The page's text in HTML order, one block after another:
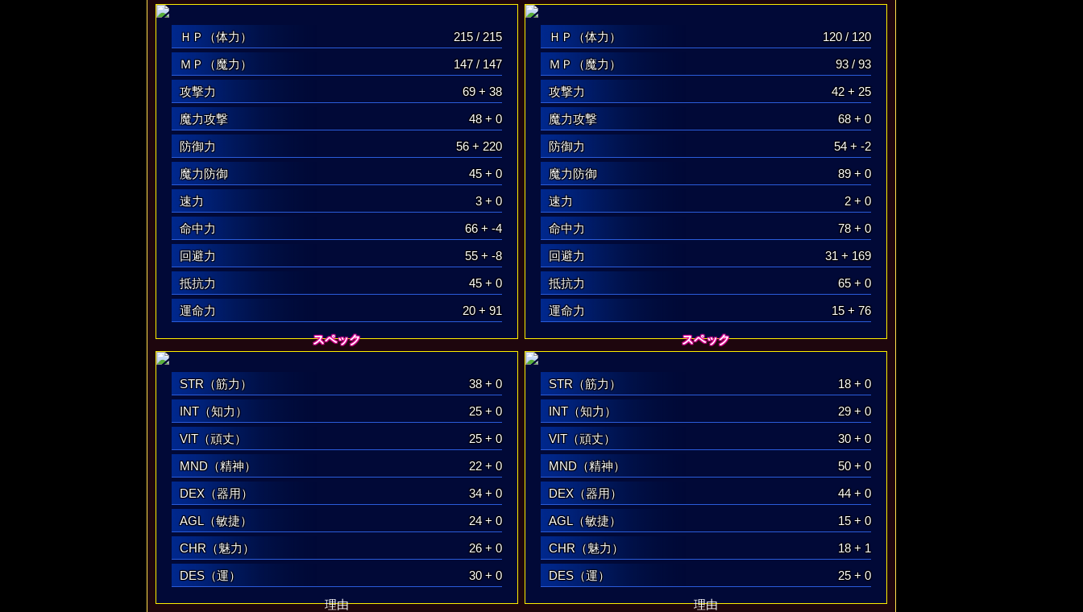
ＨＰ（体力）
215 / 215
ＭＰ（魔力）
147 / 147
攻撃力
69 + 38
魔力攻撃
48 + 0
防御力
56 + 220
魔力防御
45 + 0
速力
3 + 0
命中力
66 + -4
回避力
55 + -8
抵抗力
45 + 0
運命力
20 + 91
スペック
STR（筋力）
38 + 0
INT（知力）
25 + 0
VIT（頑丈）
25 + 0
MND（精神）
22 + 0
DEX（器用）
34 + 0
AGL（敏捷）
24 + 0
CHR（魅力）
26 + 0
DES（運）
30 + 0
理由
ＨＰ（体力）
120 / 120
ＭＰ（魔力）
93 / 93
攻撃力
42 + 25
魔力攻撃
68 + 0
防御力
54 + -2
魔力防御
89 + 0
速力
2 + 0
命中力
78 + 0
回避力
31 + 169
抵抗力
65 + 0
運命力
15 + 76
スペック
STR（筋力）
18 + 0
INT（知力）
29 + 0
VIT（頑丈）
30 + 0
MND（精神）
50 + 0
DEX（器用）
44 + 0
AGL（敏捷）
15 + 0
CHR（魅力）
18 + 1
DES（運）
25 + 0
理由